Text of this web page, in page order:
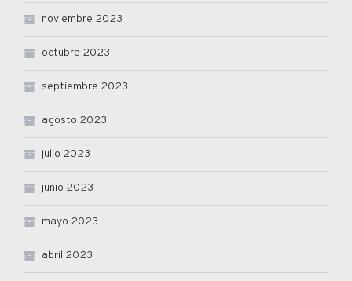
noviembre 2023
octubre 2023
septiembre 2023
agosto 2023
julio 2023
junio 2023
mayo 2023
abril 2023